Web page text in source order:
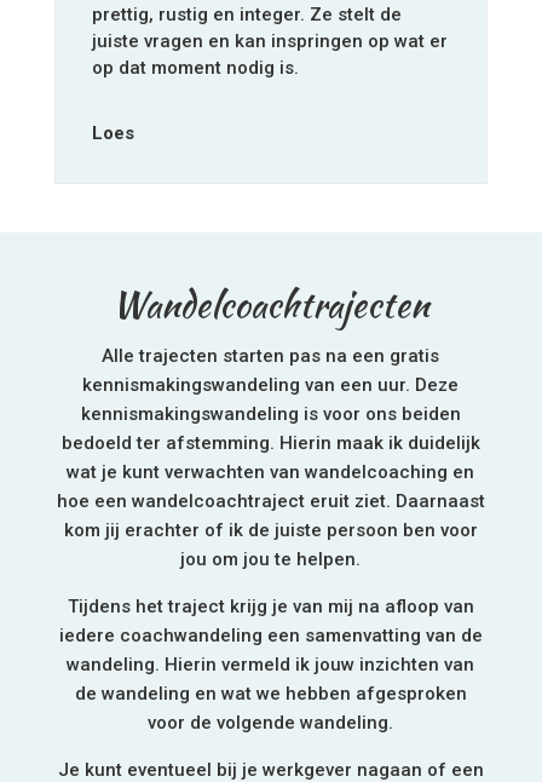
prettig, rustig en integer. Ze stelt de
juiste vragen en kan inspringen op wat er
op dat moment nodig is.
Loes
Wandelcoachtrajecten
Alle trajecten starten pas na een gratis
kennismakingswandeling van een uur. Deze
kennismakingswandeling is voor ons beiden
bedoeld ter afstemming. Hierin maak ik duidelijk
wat je kunt verwachten van wandelcoaching en
hoe een wandelcoachtraject eruit ziet. Daarnaast
kom jij erachter of ik de juiste persoon ben voor
jou om jou te helpen.
Tijdens het traject krijg je van mij na afloop van
iedere coachwandeling een samenvatting van de
wandeling. Hierin vermeld ik jouw inzichten van
de wandeling en wat we hebben afgesproken
voor de volgende wandeling.
Je kunt eventueel bij je werkgever nagaan of een